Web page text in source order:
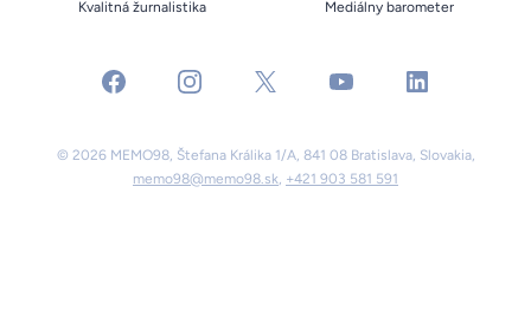
Kvalitná žurnalistika Mediálny barometer
facebook instagramx youtube linkedin
© 2026 MEMO98, Štefana Králika 1/A, 841 08 Bratislava, Slovakia,
memo98@memo98.sk +421 903 581 591